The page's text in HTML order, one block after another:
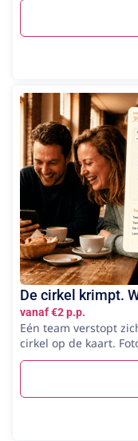
De cirkel krimpt.
vanaf €2 p.p.
Eén team verstopt
cirkel op de kaart.